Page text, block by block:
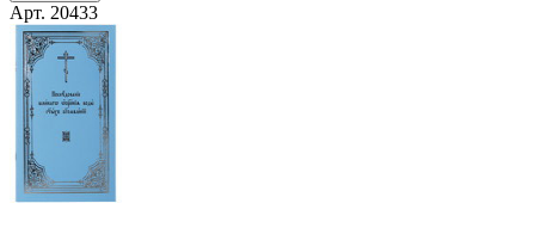
Арт. 20433